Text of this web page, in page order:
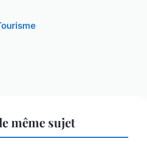
même sujet